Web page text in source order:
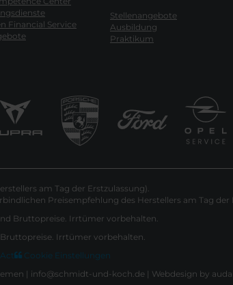
Financial Service
Stellenangebote
Ausbildung
Praktikum
am Tag der Erstzulassung).
Preisempfehlung des Herstellers am Tag der
Bruttopreise. Irrtümer vorbehalten.
Irrtümer vorbehalten.
Cookie Einstellungen
| info@schmidt-und-koch.de | Webdesign by